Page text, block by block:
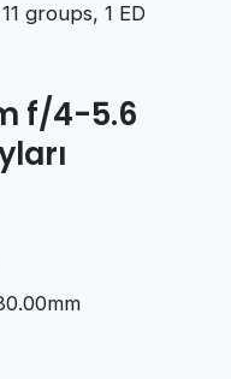
groups, 1 ED
f/4-5.6